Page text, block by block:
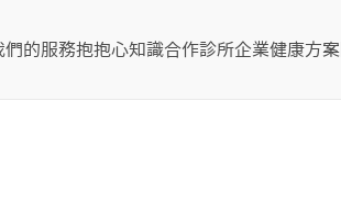
們的服務抱抱心知識合作診所企業健康方案